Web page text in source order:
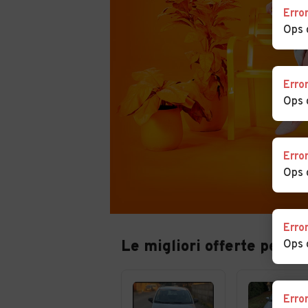
Le migliori offerte per
Error
Ops
Error
Ops
Error
Ops
Error
Ops
Error